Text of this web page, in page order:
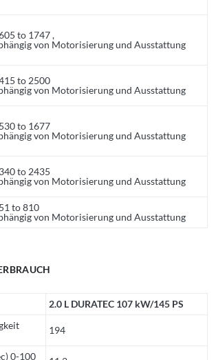
to 1747 ,
von Motorisierung und Ausstattung
to 2500
von Motorisierung und Ausstattung
to 1677
von Motorisierung und Ausstattung
to 2435
von Motorisierung und Ausstattung
to 810
von Motorisierung und Ausstattung
2.0 L DURATEC 107 kW/145 PS
194
0-100